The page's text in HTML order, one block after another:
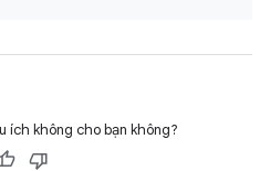
ích không cho bạn không?